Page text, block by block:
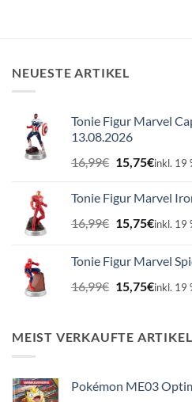
NEUESTE ARTIKEL
Tonie Figur Marvel
13.08.2026
16,99€
Preis
16,99€
15,75€
15,75€.
inkl. 19
Tonie Figur Marvel
16,99€
Preis
16,99€
15,75€inkl. 19
Tonie Figur Marvel
16,99€
Preis
16,99€
15,75€
15,75€.
inkl. 19
MEIST VERKAUFTE ARTIKEL
Pokémon ME03